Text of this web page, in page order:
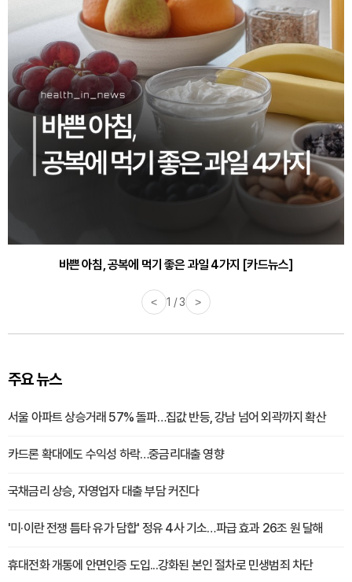
바쁜 아침, 공복에 먹기 좋은 과일 4가지 [카드뉴스]
< 1 / 3 >
주요 뉴스
서울 아파트 상승거래 57% 돌파…집값 반등, 강남 넘어 외곽까지 확산
카드론 확대에도 수익성 하락…중금리대출 영향
국채금리 상승, 자영업자 대출 부담 커진다
'미·이란 전쟁 틈타 유가 담합' 정유 4사 기소…파급 효과 26조 원 달해
휴대전화 개통에 안면인증 도입...강화된 본인 절차로 민생범죄 차단